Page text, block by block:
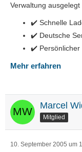
Verwaltung ausgelegt
✔️ Schnelle
✔️ Deutsche
✔️ Persönlicher
Mehr erfahren
Marcel
Mitglied
10. September 2005 um